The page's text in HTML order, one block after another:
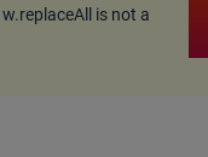
w.replaceAll is not a